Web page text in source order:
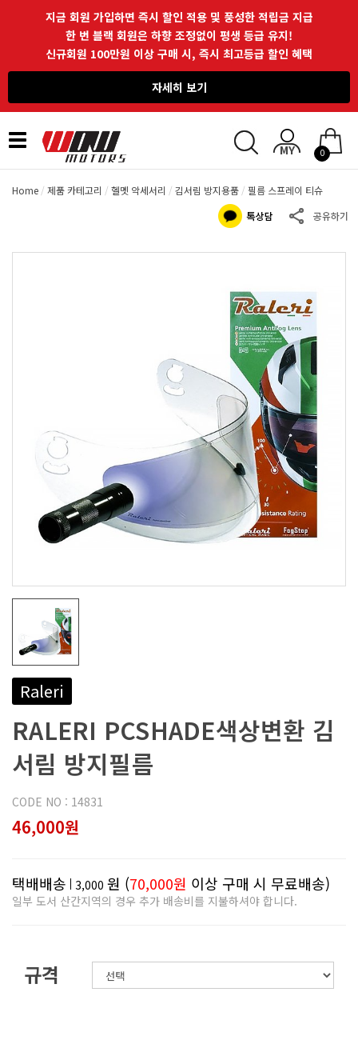
지금 회원 가입하면 즉시 할인 적용 및 풍성한 적립금 지급
한 번 블랙 회원은 하향 조정없이 평생 등급 유지!
신규회원 100만원 이상 구매 시, 즉시 최고등급 할인 혜택
자세히 보기
Toggle
navigation
0
Home 제품 카테고리 헬멧 악세서리 김서림 방지용품 필름 스프레이 티슈
Raleri
RALERI PCSHADE색상변환 김
서림 방지필름
CODE NO : 14831
46,000원
택배배송 3,000 원 (70,000원 이상 구매 시 무료배송)
일부 도서 산간지역의 경우 추가 배송비를 지불하셔야 합니다.
규격